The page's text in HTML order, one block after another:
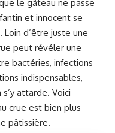
le gâteau ne passe
et innocent se
d’être juste une
peut révéler une
bactéries, infections
indispensables,
attarde. Voici
crue est bien plus
pâtissière.